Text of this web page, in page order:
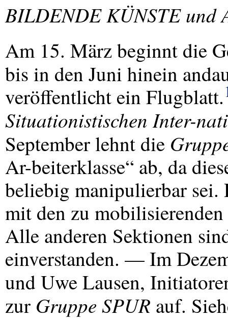
BILDENDEKÜNSTE und
Am 15. März beginnt die
bis in den Juni hinein
veröffentlicht ein Flugblatt.
Situationistischen Inter-
September lehnt die
Ar-beiterklasse“ ab, da
beliebig manipulierbar sei.
mit den zu
Alle anderen Sektionen
einverstanden. — Im
und Uwe Lausen,
zur Gruppe SPUR auf.